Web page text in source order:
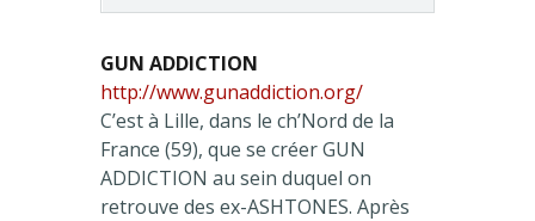
GUN ADDICTION
http://www.gunaddiction.org/
C’est à Lille, dans le ch’Nord de la
France (59), que se créer GUN
ADDICTION au sein duquel on
retrouve des ex-ASHTONES. Après